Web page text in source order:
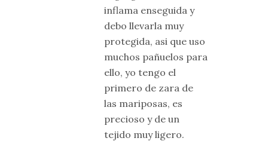
inflama enseguida y
debo llevarla muy
protegida, asi que uso
muchos pañuelos para
ello, yo tengo el
primero de zara de
las mariposas, es
precioso y de un
tejido muy ligero.